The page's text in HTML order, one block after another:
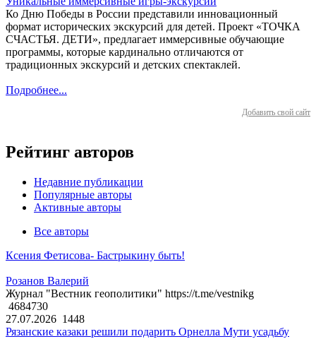
Ко Дню Победы в России представили инновационный
формат исторических экскурсий для детей. Проект «ТОЧКА
СЧАСТЬЯ. ДЕТИ», предлагает иммерсивные обучающие
программы, которые кардинально отличаются от
традиционных экскурсий и детских спектаклей.
Подробнее...
Добавить свой сайт
Рейтинг авторов
Недавние публикации
Популярные авторы
Активные авторы
Все авторы
Ксения Фетисова- Бастрыкину быть!
Розанов Валерий
Журнал "Вестник геополитики" https://t.me/vestnikg
4684730
27.07.2026 1448
Рязанские казаки решили подарить Орнелла Мути усадьбу